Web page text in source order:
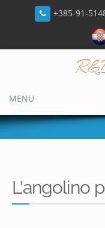
+385-91-
MENU
L'angolino